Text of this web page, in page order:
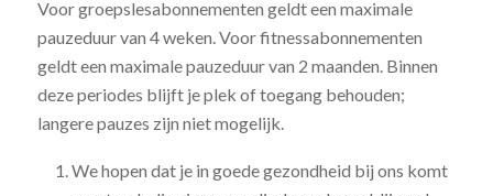
Voor groepslesabonnementen geldt een maximale
pauzeduur van 4 weken. Voor fitnessabonnementen
geldt een maximale pauzeduur van 2 maanden. Binnen
deze periodes blijft je plek of toegang behouden;
langere pauzes zijn niet mogelijk.
We hopen dat je in goede gezondheid bij ons komt